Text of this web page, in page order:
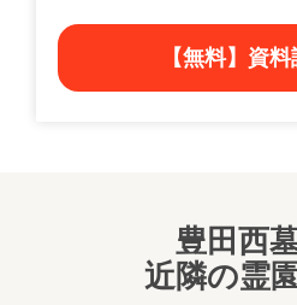
【無料】資
豊田西
近隣の霊